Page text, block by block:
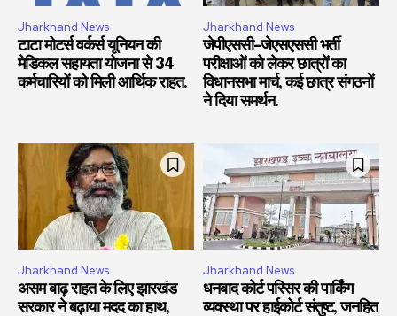
Jharkhand News
टाटा मोटर्स वर्कर्स यूनियन की
मेडिकल सहायता योजना से 34
कर्मचारियों को मिली आर्थिक राहत.
Jharkhand News
जेपीएससी-जेएसएससी भर्ती
परीक्षाओं को लेकर छात्रों का
विधानसभा मार्च, कई छात्र संगठनों
ने दिया समर्थन.
Jharkhand News
असम बाढ़ राहत के लिए झारखंड
सरकार ने बढ़ाया मदद का हाथ,
Jharkhand News
धनबाद कोर्ट परिसर की पार्किंग
व्यवस्था पर हाईकोर्ट संतुष्ट, जनहित